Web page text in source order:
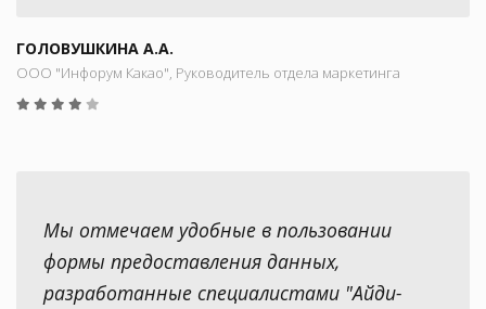
ГОЛОВУШКИНА А.А.
ООО "Инфорум Какао", Руководитель отдела маркетинга
Мы отмечаем удобные в пользовании
формы предоставления данных,
разработанные специалистами "Айди-